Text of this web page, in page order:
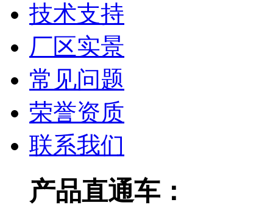
技术支持
厂区实景
常见问题
荣誉资质
联系我们
产品直通车：